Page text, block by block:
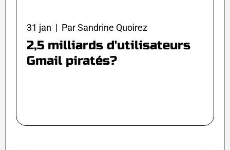
31 jan | Par Sandrine Quoirez
2,5 milliards d'utilisateurs
Gmail piratés?